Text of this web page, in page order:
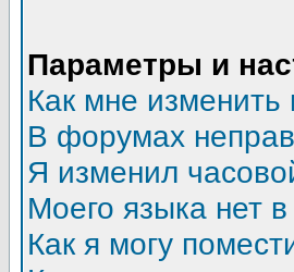
Параметры и
Как мне изменить
В форумах
Я изменил
Моего языка нет в
Как я могу